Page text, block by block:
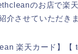
のお店で楽
介させていただきま
楽天カード】